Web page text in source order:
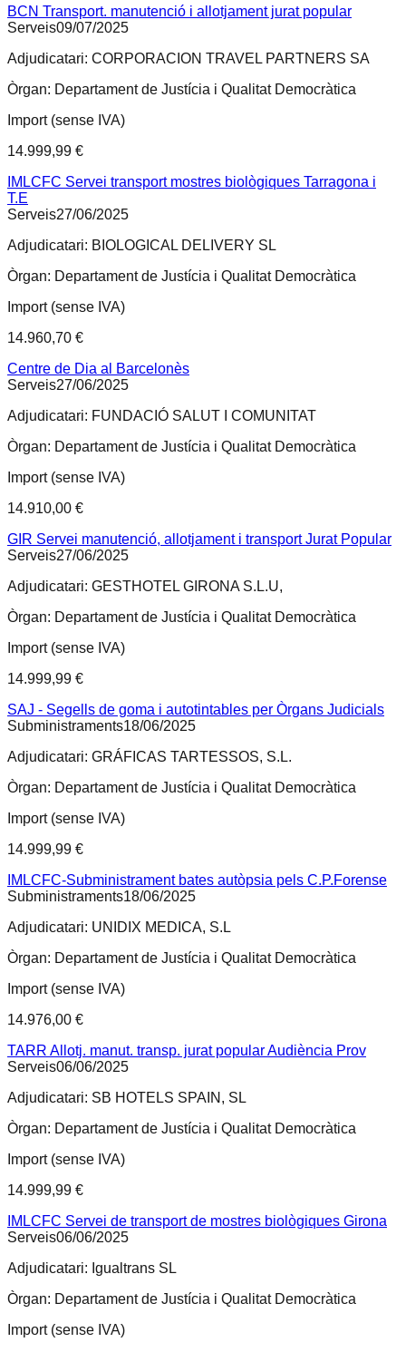
BCN Transport. manutenció i allotjament jurat popular
Serveis09/07/2025
Adjudicatari: CORPORACION TRAVEL PARTNERS SA
Òrgan: Departament de Justícia i Qualitat Democràtica
Import (sense IVA)
14.999,99 €
IMLCFC Servei transport mostres biològiques Tarragona i
T.E
Serveis27/06/2025
Adjudicatari: BIOLOGICAL DELIVERY SL
Òrgan: Departament de Justícia i Qualitat Democràtica
Import (sense IVA)
14.960,70 €
Centre de Dia al Barcelonès
Serveis27/06/2025
Adjudicatari: FUNDACIÓ SALUT I COMUNITAT
Òrgan: Departament de Justícia i Qualitat Democràtica
Import (sense IVA)
14.910,00 €
GIR Servei manutenció, allotjament i transport Jurat Popular
Serveis27/06/2025
Adjudicatari: GESTHOTEL GIRONA S.L.U,
Òrgan: Departament de Justícia i Qualitat Democràtica
Import (sense IVA)
14.999,99 €
SAJ - Segells de goma i autotintables per Òrgans Judicials
Subministraments18/06/2025
Adjudicatari: GRÁFICAS TARTESSOS, S.L.
Òrgan: Departament de Justícia i Qualitat Democràtica
Import (sense IVA)
14.999,99 €
IMLCFC-Subministrament bates autòpsia pels C.P.Forense
Subministraments18/06/2025
Adjudicatari: UNIDIX MEDICA, S.L
Òrgan: Departament de Justícia i Qualitat Democràtica
Import (sense IVA)
14.976,00 €
TARR Allotj. manut. transp. jurat popular Audiència Prov
Serveis06/06/2025
Adjudicatari: SB HOTELS SPAIN, SL
Òrgan: Departament de Justícia i Qualitat Democràtica
Import (sense IVA)
14.999,99 €
IMLCFC Servei de transport de mostres biològiques Girona
Serveis06/06/2025
Adjudicatari: Igualtrans SL
Òrgan: Departament de Justícia i Qualitat Democràtica
Import (sense IVA)